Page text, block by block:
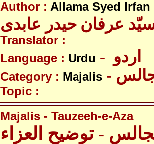
Author : Allama Syed
عرفان حیدر عابدی
Translator :
Language : Urdu
Category : Majalis
Topic :
Majalis - Tauzeeh-e-Aza
- توضیح العزاء